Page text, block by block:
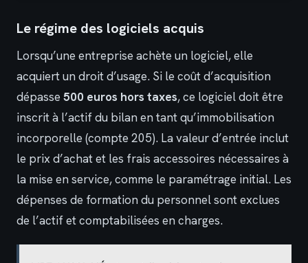
Le régime des logiciels acquis
Lorsqu’une entreprise achète un logiciel, elle
acquiert un droit d’usage. Si le coût d’acquisition
dépasse 500 euros hors taxes, ce logiciel doit être
inscrit à l’actif du bilan en tant qu’immobilisation
incorporelle (compte 205). La valeur d’entrée inclut
le prix d’achat et les frais accessoires nécessaires à
la mise en service, comme le paramétrage initial. Les
dépenses de formation du personnel sont exclues
de l’actif et comptabilisées en charges.